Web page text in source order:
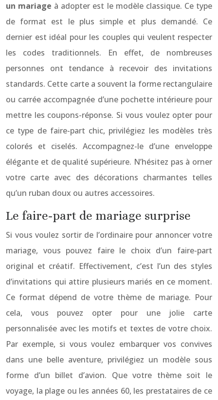
un mariage à adopter est le modèle classique. Ce type
de format est le plus simple et plus demandé. Ce
dernier est idéal pour les couples qui veulent respecter
les codes traditionnels. En effet, de nombreuses
personnes ont tendance à recevoir des invitations
standards. Cette carte a souvent la forme rectangulaire
ou carrée accompagnée d’une pochette intérieure pour
mettre les coupons-réponse. Si vous voulez opter pour
ce type de faire-part chic, privilégiez les modèles très
colorés et ciselés. Accompagnez-le d’une enveloppe
élégante et de qualité supérieure. N’hésitez pas à orner
votre carte avec des décorations charmantes telles
qu’un ruban doux ou autres accessoires.
Le faire-part de mariage surprise
Si vous voulez sortir de l’ordinaire pour annoncer votre
mariage, vous pouvez faire le choix d’un faire-part
original et créatif. Effectivement, c’est l’un des styles
d’invitations qui attire plusieurs mariés en ce moment.
Ce format dépend de votre thème de mariage. Pour
cela, vous pouvez opter pour une jolie carte
personnalisée avec les motifs et textes de votre choix.
Par exemple, si vous voulez embarquer vos convives
dans une belle aventure, privilégiez un modèle sous
forme d’un billet d’avion. Que votre thème soit le
voyage, la plage ou les années 60, les prestataires de ce